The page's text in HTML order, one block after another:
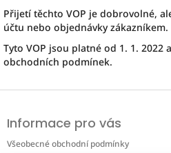
Přijetí těchto VOP je dobrovolné,
účtu nebo objednávky zákazníkem.
Tyto VOP jsou platné od 1. 1.
obchodních podmínek.
p
a
Informace pro vás
Všeobecné obchodní podmínky